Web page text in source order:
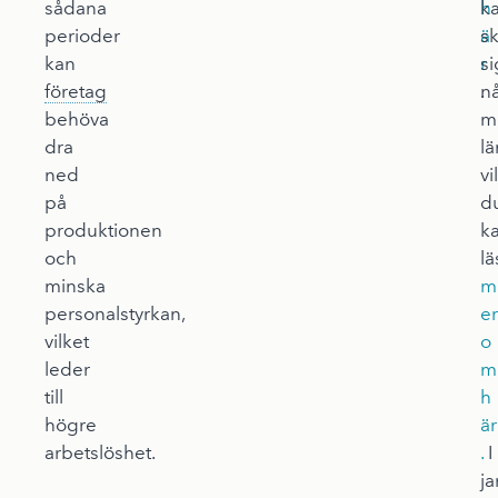
sådana
perioder
kan
företag
behöva
dra
ned
på
produktionen
och
minska
personalstyrkan,
vilket
leder
till
högre
arbetslöshet.
h
ä
r
.
m
er
o
m
h
är
. I